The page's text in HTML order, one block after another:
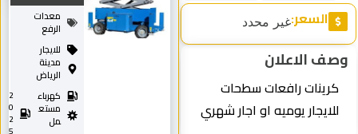
السعر:غير محدد
وصف الاعلان
كرينات رافعات سطحات
للايجار يوميه او اجار شهري
معدات
الرفع
للايجار
مدينة
الرياض
كهرباء
مستع
مل
0
2